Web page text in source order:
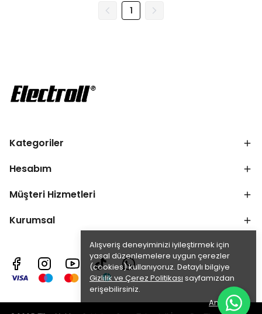
Alışveriş deneyiminizi iyileştirmek için
yasal düzenlemelere uygun çerezler
(cookies) kullanıyoruz. Detaylı bilgiye
Gizlilik ve Çerez Politikası sayfamızdan
erişebilirsiniz.
Anladım
1
Kategoriler
Hesabım
Müşteri Hizmetleri
Kurumsal